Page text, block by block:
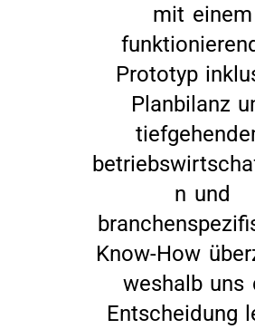
mit einem
Prototyp
Planbilanz
n und
Know-How
weshalb uns
Entscheidung